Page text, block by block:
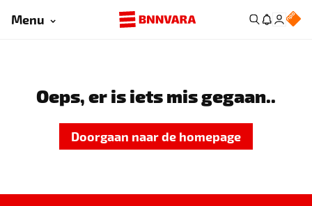
Menu
Oeps, er is iets mis gegaan..
Doorgaan naar de homepage